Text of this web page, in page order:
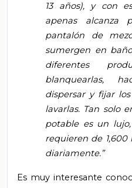
13 años), y con
apenas alcanza
pantalón de
sumergen en
diferentes
blanquearlas,
dispersar y fijar
lavarlas. Tan solo
potable es un
requieren de
diariamente.”
Es muy interesante